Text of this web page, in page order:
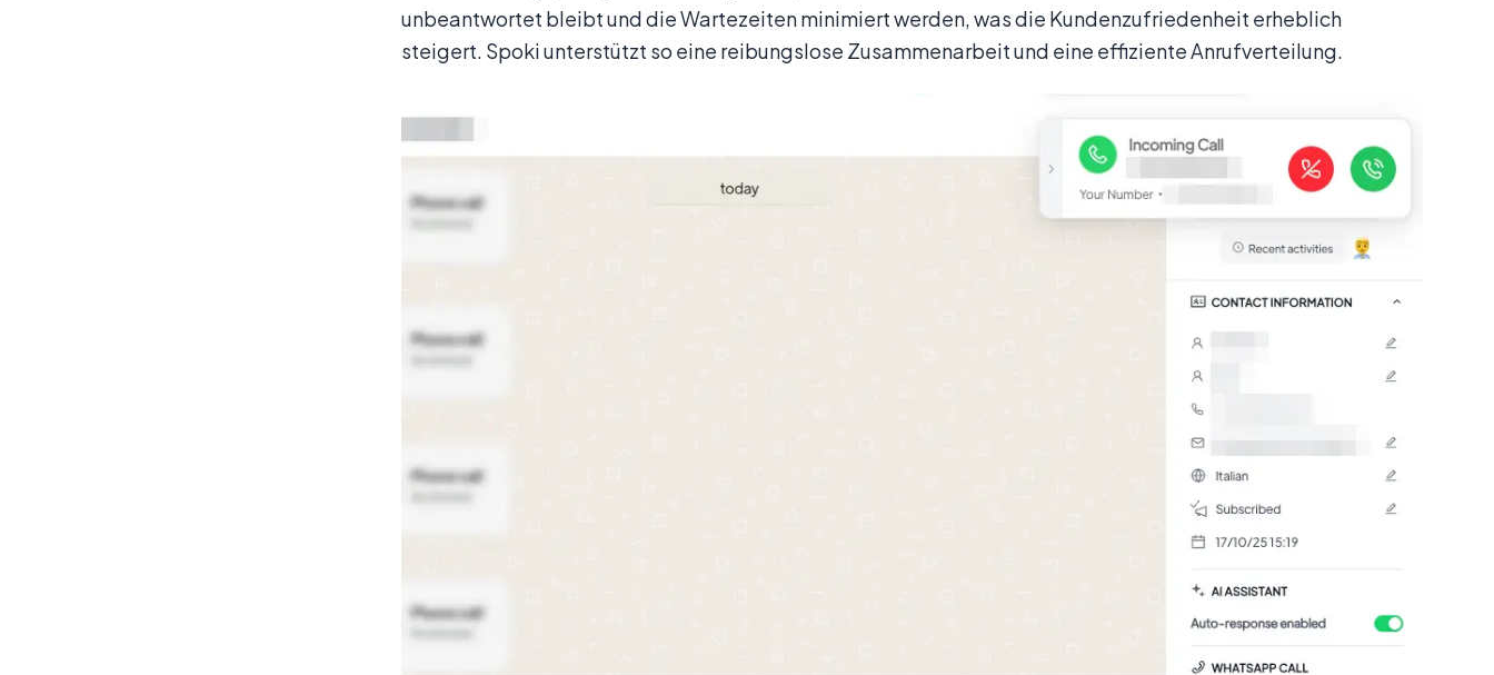
unbeantwortet bleibt und die Wartezeiten minimiert werden, was die Kundenzufriedenheit erheblich
steigert. Spoki unterstützt so eine reibungslose Zusammenarbeit und eine effiziente Anrufverteilung.